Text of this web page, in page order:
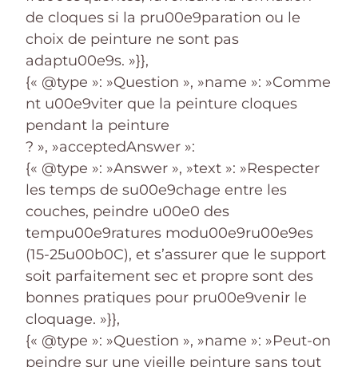
de cloques si la pru00e9paration ou le
choix de peinture ne sont pas
adaptu00e9s. »}},
{« @type »: »Question », »name »: »Comme
nt u00e9viter que la peinture cloques
pendant la peinture
? », »acceptedAnswer »:
{« @type »: »Answer », »text »: »Respecter
les temps de su00e9chage entre les
couches, peindre u00e0 des
tempu00e9ratures modu00e9ru00e9es
(15-25u00b0C), et s’assurer que le support
soit parfaitement sec et propre sont des
bonnes pratiques pour pru00e9venir le
cloquage. »}},
{« @type »: »Question », »name »: »Peut-on
peindre sur une vieille peinture sans tout